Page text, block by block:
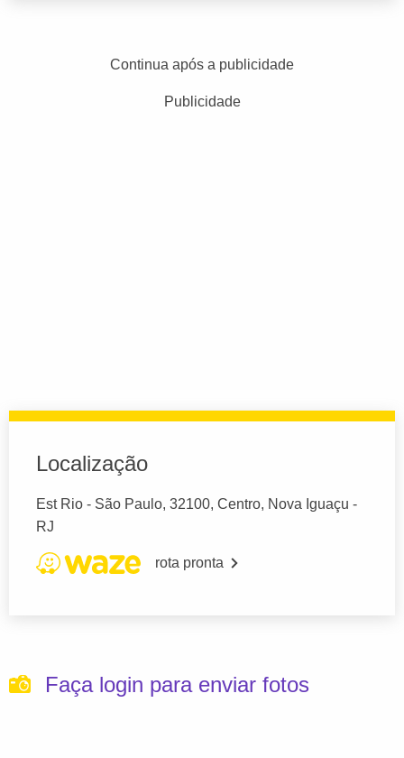
Continua após a publicidade
Publicidade
Localização
Est Rio - São Paulo, 32100, Centro, Nova Iguaçu -
RJ
rota pronta
Faça login para enviar fotos